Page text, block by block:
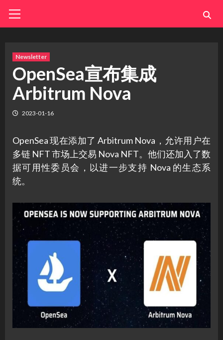
Menu
Newsletter
OpenSea宣布集成
Arbitrum Nova
2023-01-16
OpenSea 现在添加了 Arbitrum Nova，允许用户在
多链 NFT 市场上交易 Nova NFT。他们还加入了数
据可用性委员会，以进一步支持 Nova 的生态系
统。